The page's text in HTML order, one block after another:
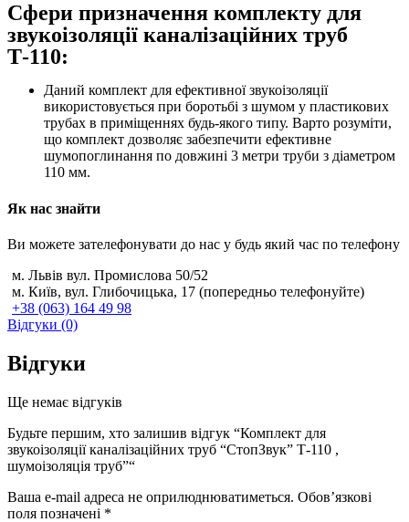
Сфери призначення комплекту для
звукоізоляції каналізаційних труб
Т-110:
Даний комплект для ефективної звукоізоляції
використовується при боротьбі з шумом у пластикових
трубах в приміщеннях будь-якого типу. Варто розуміти,
що комплект дозволяє забезпечити ефективне
шумопоглинання по довжині 3 метри труби з діаметром
110 мм.
Як нас знайти
Ви можете зателефонувати до нас у будь який час по телефону
м. Львів вул. Промислова 50/52
м. Київ, вул. Глибочицька, 17 (попередньо телефонуйте)
+38 (063) 164 49 98
Відгуки (0)
Відгуки
Ще немає відгуків
Будьте першим, хто залишив відгук “Комплект для
звукоізоляції каналізаційних труб “СтопЗвук” Т-110 ,
шумоізоляція труб”“
Ваша e-mail адреса не оприлюднюватиметься. Обов’язкові
поля позначені *